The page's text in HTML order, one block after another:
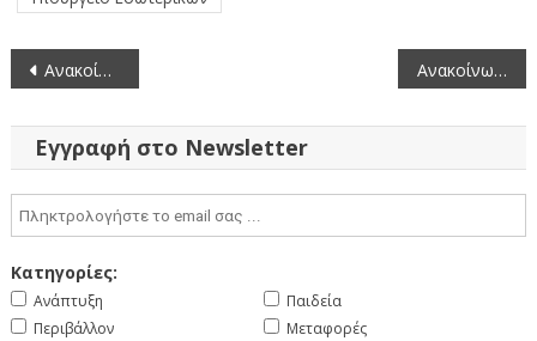
Πλοήγηση
άρθρων
Ανακοίνωση προκήρυξης διαγωνισμού από την Ευρωπαϊκή Υπηρεσία Επιλογής Προσωπικού (EPSO) (8-5-2026) Ανακοίνωση προκήρυξης θέσης στον Οργανισμό της Ευρωπαϊκής Ένωσης για το Διαστημικό Πρόγραμμα (EUSPA) (8-5-2026)
Εγγραφή στο Newsletter
Κατηγορίες:
Ανάπτυξη
Περιβάλλον
Παιδεία
Μεταφορές